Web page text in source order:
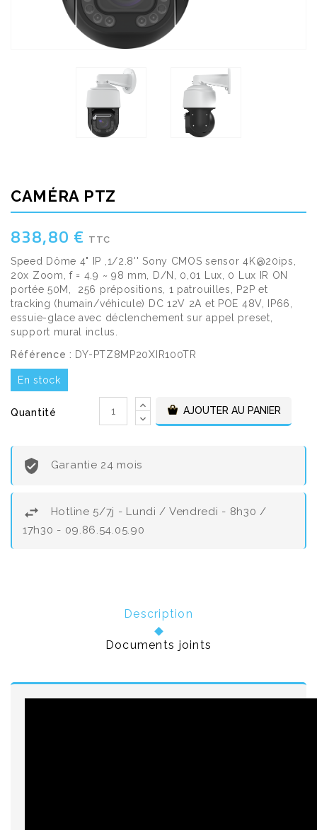
CAMÉRA PTZ
838,80 € TTC
Speed Dôme 4" IP ,1/2.8'' Sony CMOS sensor 4K@20ips,
20x Zoom, f = 4.9 ~ 98 mm, D/N, 0,01 Lux, 0 Lux IR ON
portée 50M, 256 prépositions, 1 patrouilles, P2P et
tracking (humain/véhicule) DC 12V 2A et POE 48V, IP66,
essuie-glace avec déclenchement sur appel preset,
support mural inclus.
Référence : DY-PTZ8MP20XIR100TR
En stock
Quantité AJOUTER AU PANIER
Garantie 24 mois
Hotline 5/7j - Lundi / Vendredi - 8h30 /
17h30 - 09.86.54.05.90
Description
Documents joints